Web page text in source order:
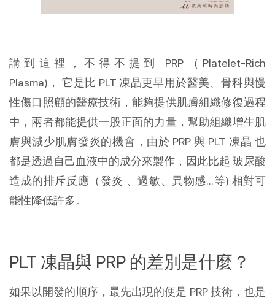
講到這裡，不得不提到 PRP（Platelet-Rich
Plasma)， 它是比 PLT 凍晶更早用於醫美、骨科與慢
性傷口照顧的醫療技術，能夠提供肌膚組織修復過程
中，兩者都能提供一股正面的力量，幫助組織增生肌
膚與減少肌膚發炎的機會，由於 PRP 與 PLT 凍晶 也
都是透過自己血液中的成分來製作，因此比起 玻尿酸
造成的排斥反應（發炎 、過敏、異物感...等) 相對可
能性降低許多。
PLT 凍晶與 PRP 的差別是什麼？
如果以開發的順序，最先出現的便是 PRP 技術，也是